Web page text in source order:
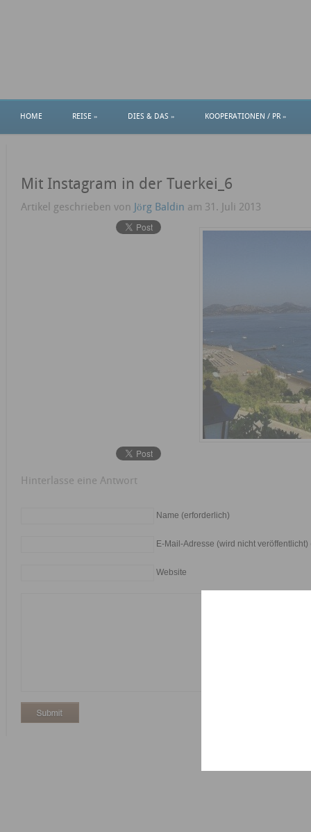
HOME REISE » DIES & DAS » KOOPERATIONEN / PR »
Mit Instagram in der Tuerkei_6
Artikel geschrieben von Jörg Baldin am 31. Juli 2013
Hinterlasse eine Antwort
Name (erforderlich)
E-Mail-Adresse (wird nicht
Website